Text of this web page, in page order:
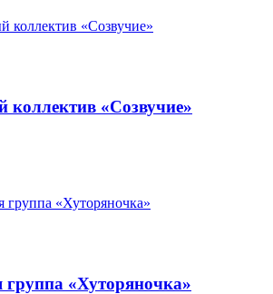
коллектив «Созвучие»
группа «Хуторяночка»